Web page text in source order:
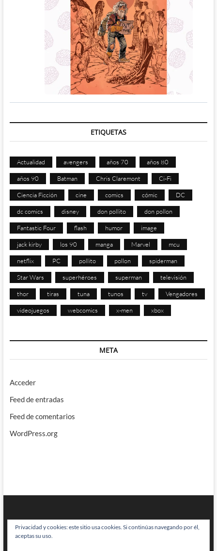
ETIQUETAS
Actualidad avengers años 70 años 80
años 90 Batman Chris Claremont Ci-Fi
Ciencia Ficción cine comics cómic DC
dc comics disney don pollito don pollon
Fantastic Four flash humor image
jack kirby los 90 manga Marvel mcu
netflix PC pollito pollon spiderman
Star Wars superhéroes superman televisión
thor tiras tuna tunos tv Vengadores
videojuegos webcomics x-men xbox
META
Acceder
Feed de entradas
Feed de comentarios
WordPress.org
Privacidad y cookies: este sitio usa cookies. Si continúas navegando por él,
aceptas su uso.